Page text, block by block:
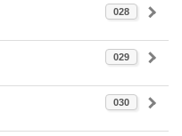
028
029
030